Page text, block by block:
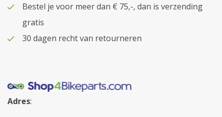
Bestel je voor meer dan € 75,-, dan is verzending
gratis
30 dagen recht van retourneren
Adres: